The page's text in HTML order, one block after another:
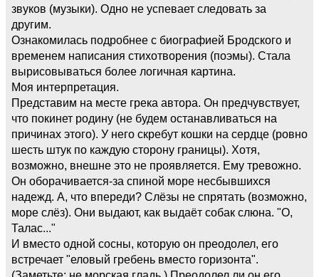
звуков (музыки). Одно не успевает следовать за
другим.
Ознакомилась подробнее с биографией Бродского и
временем написания стихотворения (поэмы). Стала
вырисовываться более логичная картина.
Моя интерпретация.
Представим на месте грека автора. Он предчувствует,
что покинет родину (не будем останавливаться на
причинах этого). У него скребут кошки на сердце (ровно
шесть штук по каждую сторону границы). Хотя,
возможно, внешне это не проявляется. Ему тревожно.
Он оборачивается-за спиной море несбывшихся
надежд. А, что впереди? Слёзы не спрятать (возможно,
море слёз). Они выдают, как выдаёт собак слюна. "О,
Талас..."
И вместо одной сосны, которую он преодолел, его
встречает "еловый гребень вместо горизонта".